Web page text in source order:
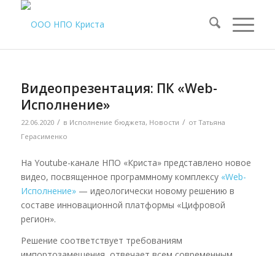
Видеопрезентация: ПК «Web-
Исполнение»
22.06.2020 / в Исполнение бюджета, Новости / от Татьяна
Герасименко
На Youtube-канале НПО «Криста» представлено новое
видео, посвященное программному комплексу «Web-
Исполнение»— идеологически новому решению в
составе инновационной платформы «Цифровой
регион».
Решение соответствует требованиям